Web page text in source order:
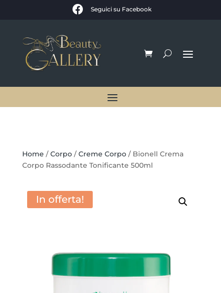
 Seguici su Facebook
Home /Corpo/Creme Corpo/ Bionell Crema
Corpo Rassodante Tonificante 500ml
In offerta!